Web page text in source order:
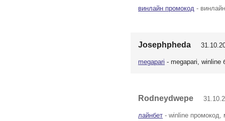
винлайн промокод -
Josephpheda
megapari - megapari, winline
Rodneydwepe
лайнбет - winline промокод,